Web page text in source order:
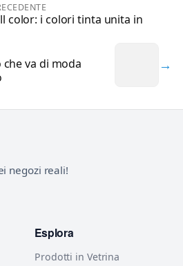
color: i colori tinta unita in
va di moda
→
negozi reali!
Esplora
Prodotti in Vetrina